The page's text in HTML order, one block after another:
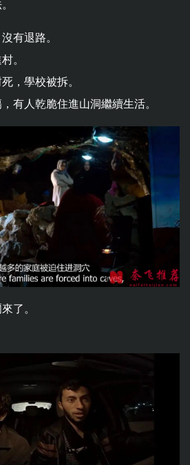
有退路。
。
，學校被拆。
有人乾脆住進山洞繼續生活。
了。